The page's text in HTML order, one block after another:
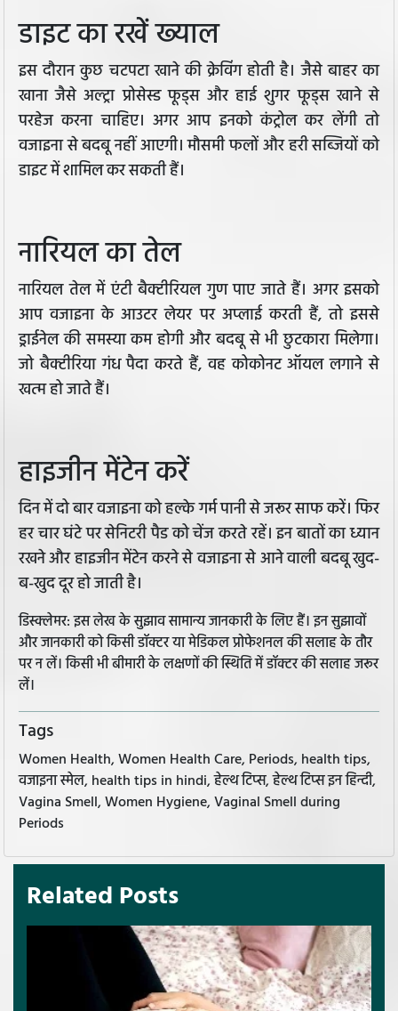
डाइट का रखें ख्‍याल
इस दौरान कुछ चटपटा खाने की क्रेविंग होती है। जैसे बाहर का
खाना जैसे अल्‍ट्रा प्रोसेस्ड फूड्स और हाई शुगर फूड्स खाने से
परहेज करना चाहिए। अगर आप इनको कंट्रोल कर लेंगी तो
वजाइना से बदबू नहीं आएगी। मौसमी फलों और हरी सब्जियों को
डाइट में शामिल कर सकती हैं।
नार‍ियल का तेल
नारियल तेल में एंटी बैक्टीरियल गुण पाए जाते हैं। अगर इसको
आप वजाइना के आउटर लेयर पर अप्लाई करती हैं, तो इससे
ड्राईनेल की समस्या कम होगी और बदबू से भी छुटकारा मिलेगा।
जो बैक्टीरिया गंध पैदा करते हैं, वह कोकोनट ऑयल लगाने से
खत्म हो जाते हैं।
हाइजीन मेंटेन करें
दिन में दो बार वजाइना को हल्के गर्म पानी से जरूर साफ करें। फिर
हर चार घंटे पर सेनिटरी पैड को चेंज करते रहें। इन बातों का ध्यान
रखने और हाइजीन मेंटेन करने से वजाइना से आने वाली बदबू खुद-
ब-खुद दूर हो जाती है।
डिस्क्लेमर: इस लेख के सुझाव सामान्य जानकारी के लिए हैं। इन सुझावों
और जानकारी को किसी डॉक्टर या मेडिकल प्रोफेशनल की सलाह के तौर
पर न लें। किसी भी बीमारी के लक्षणों की स्थिति में डॉक्टर की सलाह जरूर
लें।
Tags
Women Health, Women Health Care, Periods, health tips,
वजाइना स्मेल, health tips in hindi, हेल्थ टिप्स, हेल्थ टिप्स इन हिन्दी,
Vagina Smell, Women Hygiene, Vaginal Smell during
Periods
Related Posts